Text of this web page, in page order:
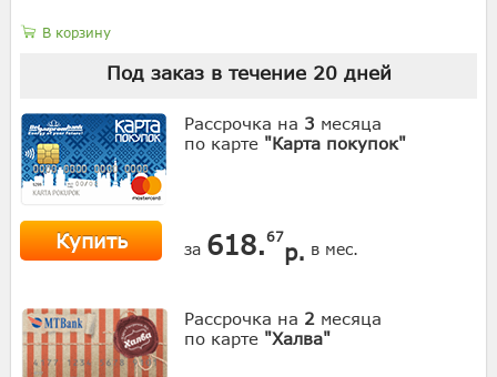
В корзину
Под заказ в течение 20дней
Рассрочка на 3 месяца
по карте "Карта покупок"
Купить за 618.67
р. в мес.
Рассрочка на 2 месяца
по карте "Халва"